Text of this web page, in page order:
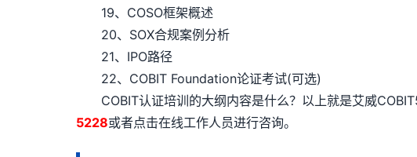
19、COSO框架概述
20、SOX合规案例分析
21、IPO路径
22、COBIT Foundation论证考试(可选)
COBIT认证培训的大纲内容是什么？以上就是艾威
5228或者点击在线工作人员进行咨询。